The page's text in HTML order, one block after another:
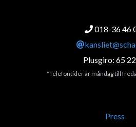
018-36 46
Plusgiro: 65
*Telefontider är måndag till
Press